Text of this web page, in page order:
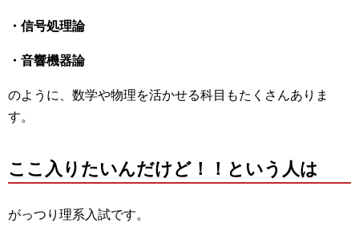
・信号処理論
・音響機器論
のように、数学や物理を活かせる科目もたくさんありま
す。
ここ入りたいんだけど！！という人は
がっつり理系入試です。